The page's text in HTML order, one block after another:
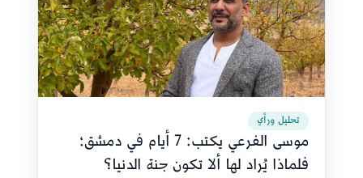
تحليل ورأي
موسى الفرعي يكتب: 7 أيام في دمشق؛
فلماذا يُراد لها ألا تكون جنة الدنيا؟